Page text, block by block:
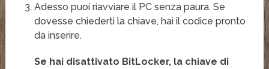
Adesso puoi riavviare il PC senza paura. Se
dovesse chiederti la chiave, hai il codice pronto
da inserire.
Se hai disattivato BitLocker, la chiave di